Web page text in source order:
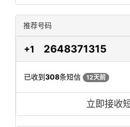
推荐号码
+1 2648371315
已收到308条短信 12天前
立即接收